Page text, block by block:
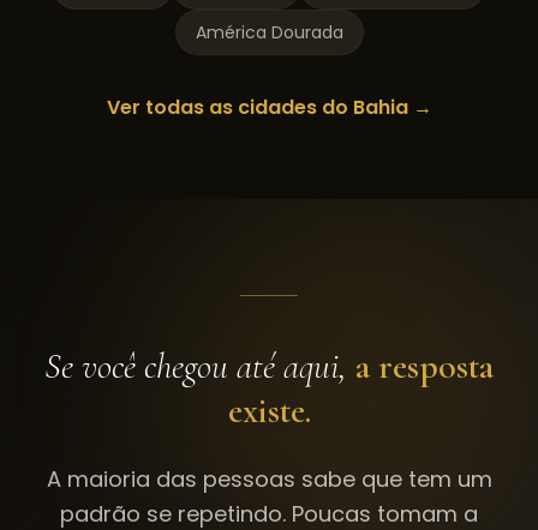
América Dourada
Ver todas as cidades do Bahia→
Se você chegou até aqui, a resposta
existe.
A maioria das pessoas sabe que tem um
padrão se repetindo. Poucas tomam a